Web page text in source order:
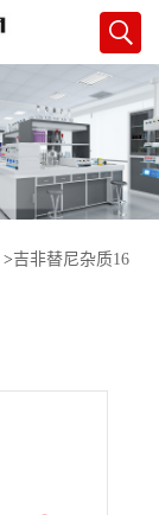
>吉非替尼杂质16